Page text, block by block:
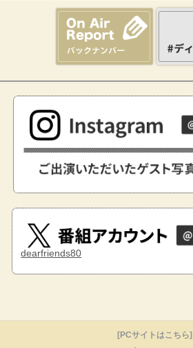
dearfriends80
[PCサイトはこちら]